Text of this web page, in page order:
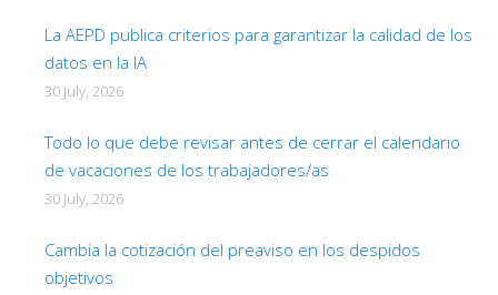
La AEPD publica criterios para garantizar la calidad de los
datos en la IA
30 July, 2026
Todo lo que debe revisar antes de cerrar el calendario
de vacaciones de los trabajadores/as
30 July, 2026
Cambia la cotización del preaviso en los despidos
objetivos